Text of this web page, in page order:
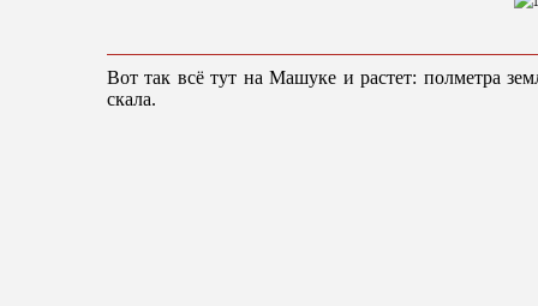
Вот так всё тут на Машуке и растет: полметра
скала.